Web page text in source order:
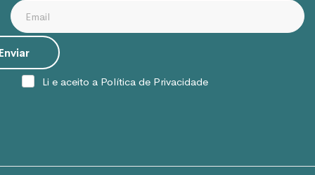
Li e aceito a Política de Privacidade